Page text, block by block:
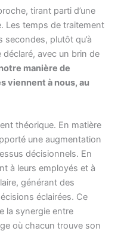
tirant parti d’une
Les temps de traitement
plutôt qu’à
déclaré, avec un brin de
manière de
viennent à nous, au
théorique. En matière
une augmentation
décisionnels. En
à leurs employés et à
générant des
éclairées. Ce
la synergie entre
où chacun trouve son